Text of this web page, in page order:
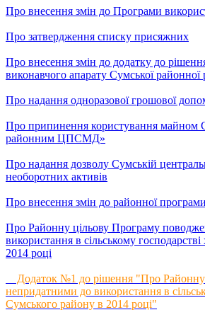
Про внесення змін до Програми
Про затвердження списку присяжних
Про внесення змін до додатку до
виконавчого апарату Сумської районної
Про надання одноразової грошової
Про припинення користування майном
районним ЦПСМД»
Про надання дозволу Сумській
необоротних активів
Про внесення змін до районної
Про Районну цільову Програму
використання в сільському
2014 році
Додаток №1 до рішення "Про Районну
непридатними до використання в
Сумського району в 2014 році"